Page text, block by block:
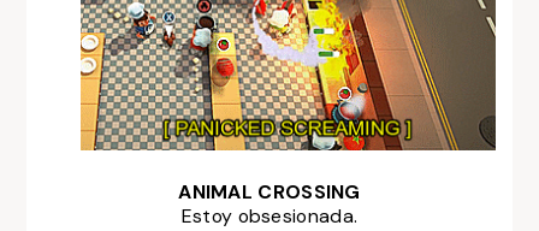
ANIMAL CROSSING
Estoy obsesionada.